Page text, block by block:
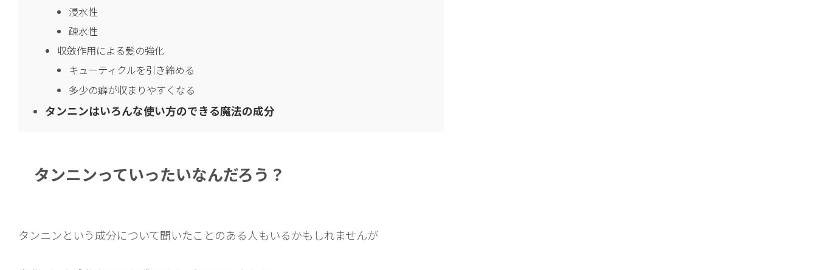
浸水性
疎水性
収斂作用による髪の強化
キューティクルを引き締める
多少の癖が収まりやすくなる
タンニンはいろんな使い方のできる魔法の成分
タンニンっていったいなんだろう？
タンニンという成分について聞いたことのある人もいるかもしれませんが